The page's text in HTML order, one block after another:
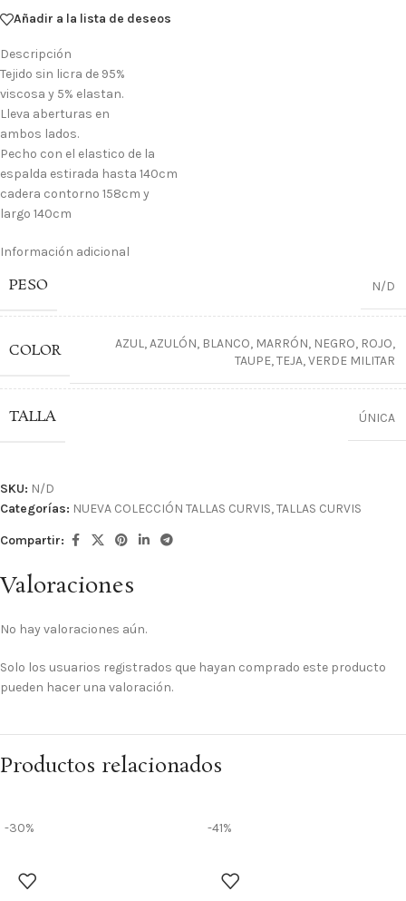
Añadir a la lista de deseos
Descripción
Tejido sin licra de 95%
viscosa y 5% elastan.
Lleva aberturas en
ambos lados.
Pecho con el elastico de la
espalda estirada hasta 140cm
cadera contorno 158cm y
largo 140cm
Información adicional
PESO N/D
COLOR AZUL,AZULÓN, BLANCO, MARRÓN, NEGRO, ROJO,
TAUPE,TEJA,VERDE MILITAR
TALLA ÚNICA
SKU: N/D
Categorías: NUEVA COLECCIÓN TALLAS CURVIS,TALLAS CURVIS
Compartir:
Valoraciones
No hay valoraciones aún.
Solo los usuarios registrados que hayan comprado este producto
pueden hacer una valoración.
Productos relacionados
-30% -41%